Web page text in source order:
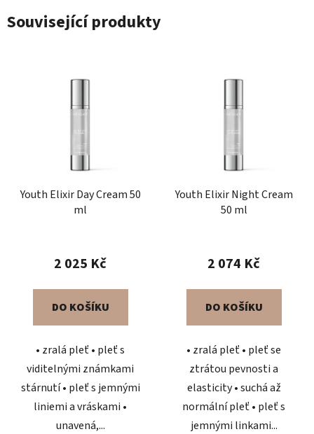
Související produkty
Youth Elixir Day Cream 50
ml
2 025 Kč
DO KOŠÍKU
• zralá pleť • pleť s
viditelnými známkami
stárnutí • pleť s jemnými
liniemi a vráskami •
unavená,...
Youth Elixir Night Cream
50 ml
2 074 Kč
DO KOŠÍKU
• zralá pleť • pleť se
ztrátou pevnosti a
elasticity • suchá až
normální pleť • pleť s
jemnými linkami...